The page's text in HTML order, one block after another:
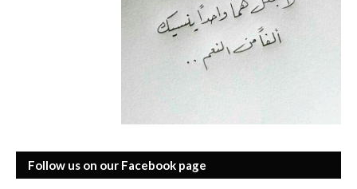
Follow us on our Facebook page